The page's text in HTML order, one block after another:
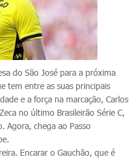
do São José para a próxima
tem entre as suas principais
e a força na marcação, Carlos
no último Brasileirão Série C,
Agora, chega ao Passo
Encarar o Gauchão, que é